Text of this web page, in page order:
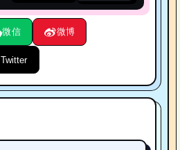
微信 微博
Twitter